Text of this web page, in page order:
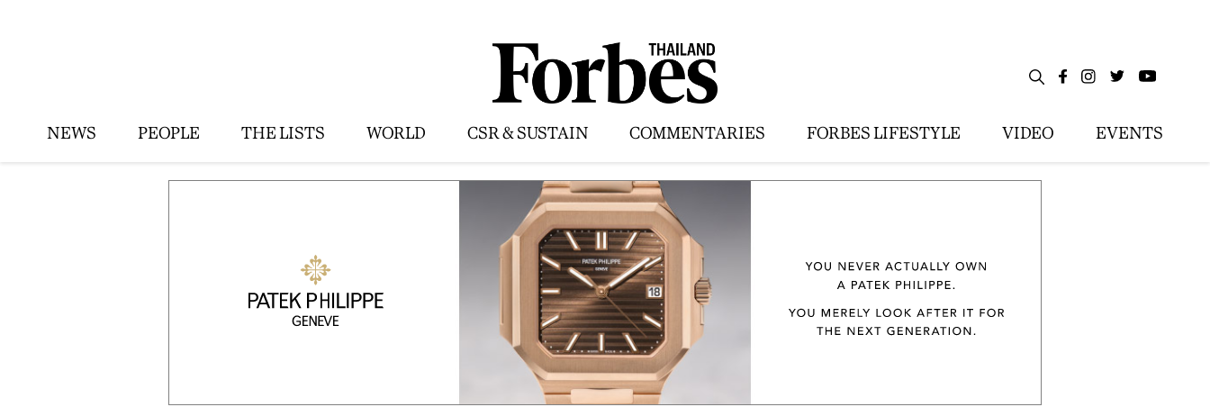
NEWS PEOPLE THE LISTS WORLD CSR & SUSTAIN COMMENTARIES FORBES LIFESTYLE VIDEO EVENTS